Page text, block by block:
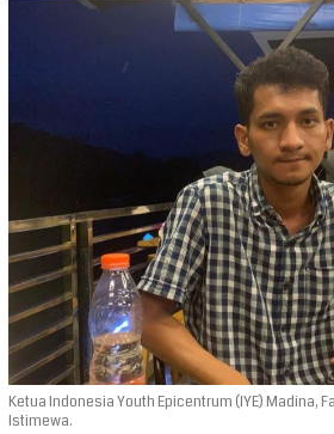
Ketua Indonesia Youth Epicentrum (IYE) Madina,
Istimewa.